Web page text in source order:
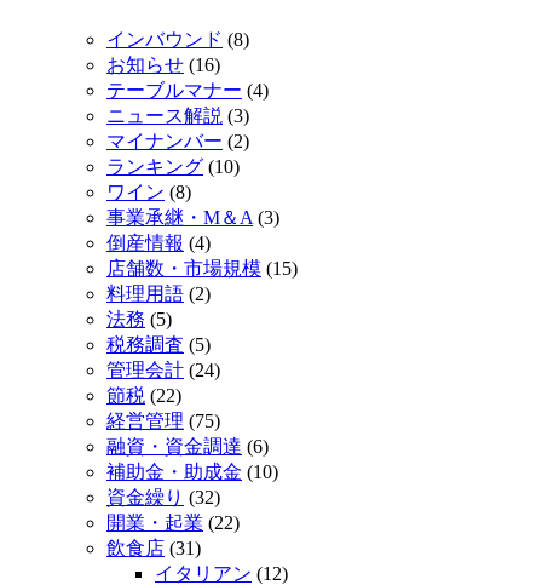
インバウンド (8)
お知らせ (16)
テーブルマナー (4)
ニュース解説 (3)
マイナンバー (2)
ランキング (10)
ワイン (8)
事業承継・M＆A (3)
倒産情報 (4)
店舗数・市場規模 (15)
料理用語 (2)
法務 (5)
税務調査 (5)
管理会計 (24)
節税 (22)
経営管理 (75)
融資・資金調達 (6)
補助金・助成金 (10)
資金繰り (32)
開業・起業 (22)
飲食店 (31)
イタリアン (12)